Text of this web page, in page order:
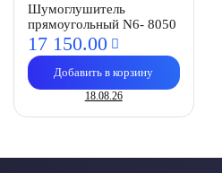
Шумоглушитель
прямоугольный N6- 8050
17 150.00
Добавить в корзину
18.08.26